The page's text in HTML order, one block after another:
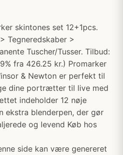
skintones set 12+1pcs.
Tegneredskaber >
Tuscher/Tusser. Tilbud:
fra 426.25 kr.) Promarker
& Newton er perfekt til
dine portrætter til live med
indeholder 12 nøje
ekstra blenderpen, der gør
og levend Køb hos
side kan være genereret